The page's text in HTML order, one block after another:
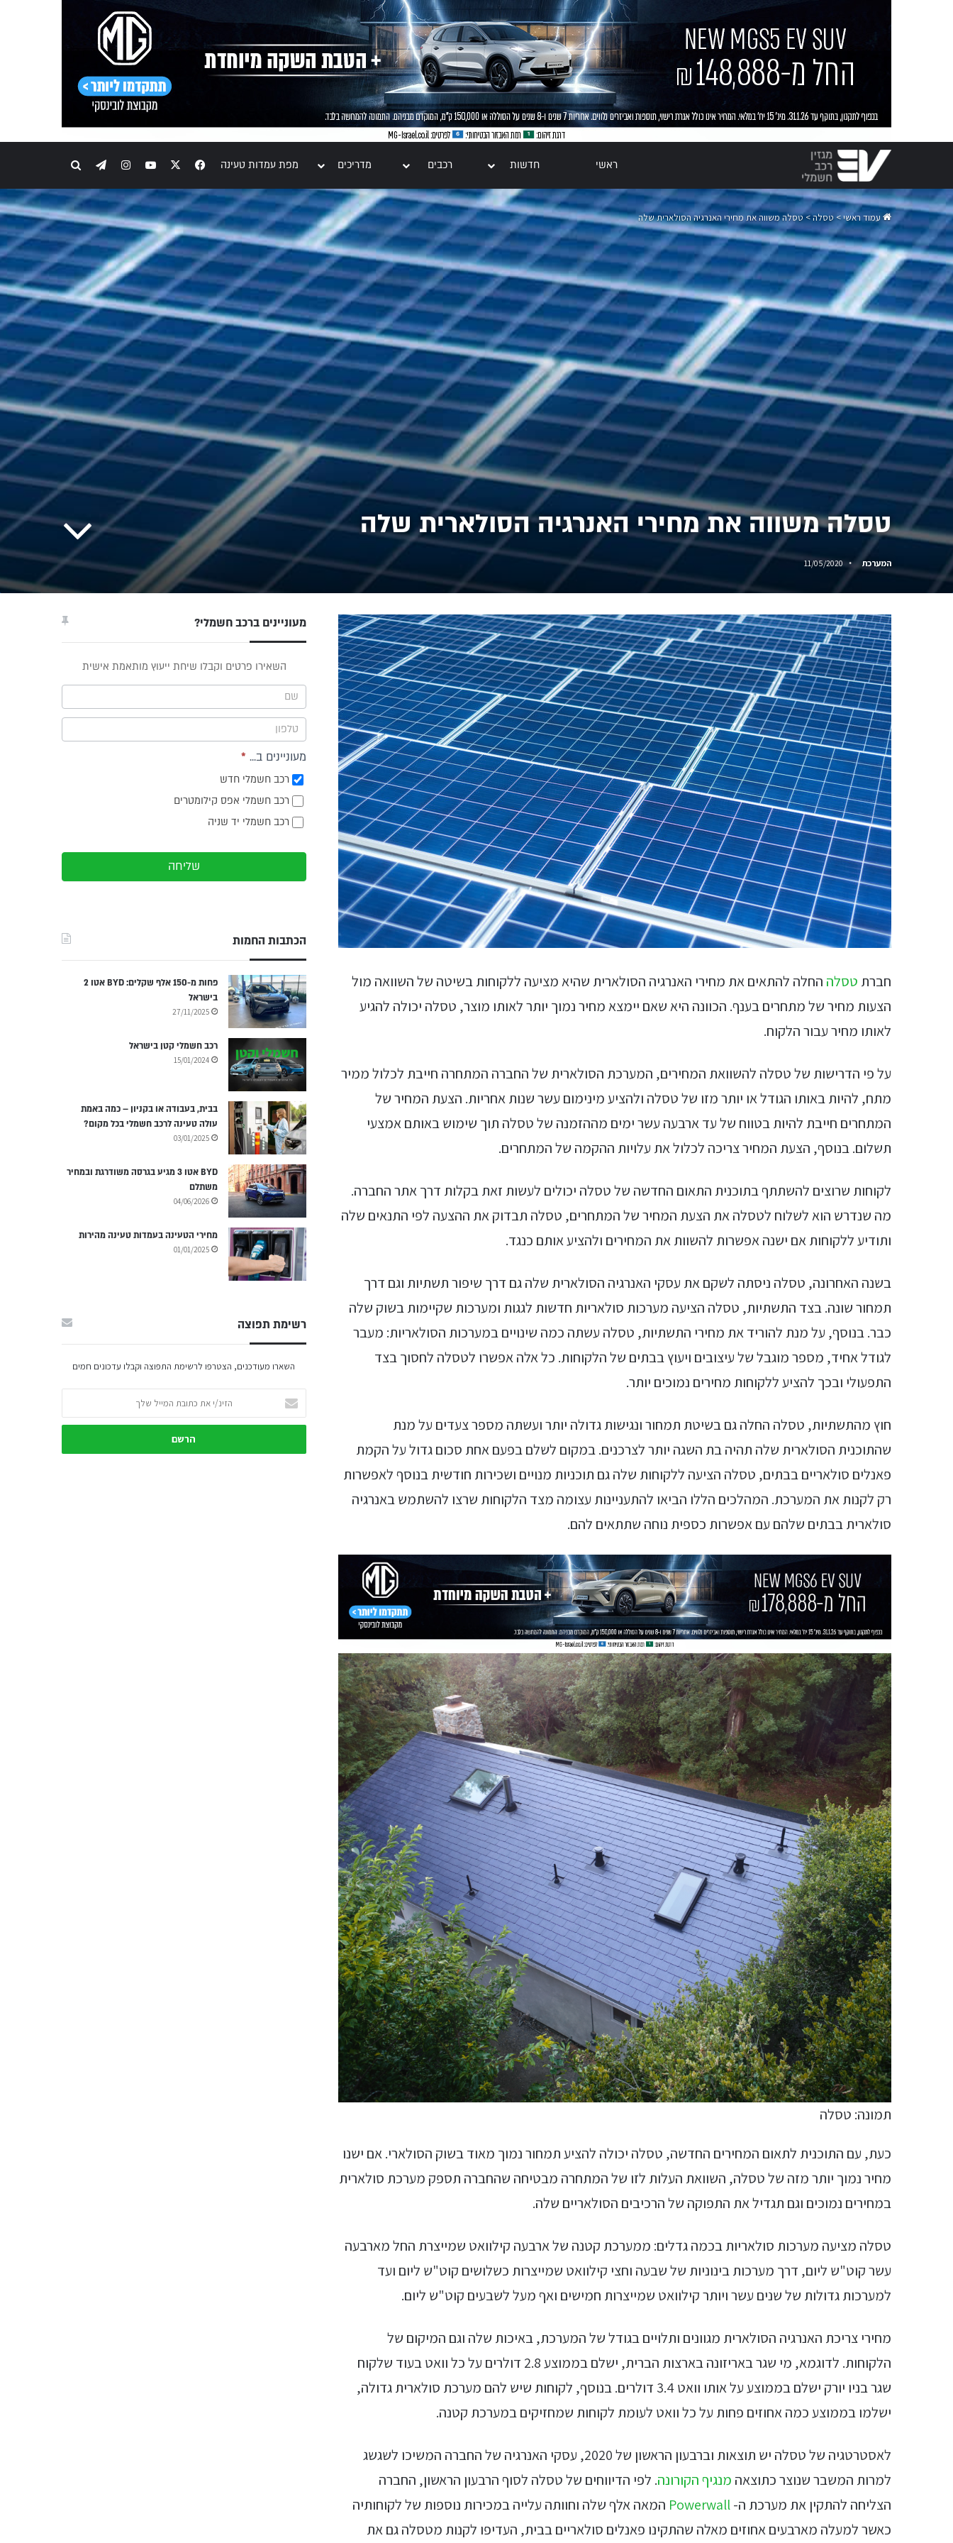
ראשי חדשות רכבים מדריכים מפת עמדות טעינה Facebook
YouTube
Instagram
Telegram
חיפוש
עמוד ראשי> טסלה>טסלה משווה את מחירי האנרגיה הסולארית שלה
טסלה משווה את מחירי האנרגיה הסולארית שלה
המערכת 11/05/2020
חברת טסלה החלה להתאים את מחירי האנרגיה הסולארית שהיא מציעה ללקוחות בשיטה של השוואה מול
הצעות מחיר של מתחרים בענף. הכוונה היא שאם יימצא מחיר נמוך יותר לאותו מוצר, טסלה יכולה להגיע
לאותו מחיר עבור הלקוח.
על פי הדרישות של טסלה להשוואת המחירים, המערכת הסולארית של החברה המתחרה חייבת לכלול ממיר
מתח, להיות באותו הגודל או יותר מזו של טסלה ולהציע מינימום עשר שנות אחריות. הצעת המחיר של
המתחרים חייבת להיות בטווח של עד ארבעה עשר ימים מההזמנה של טסלה תוך שימוש באותם אמצעי
תשלום. בנוסף, הצעת המחיר צריכה לכלול את עלויות ההקמה של המתחרים.
לקוחות שרוצים להשתתף בתוכנית התאום החדשה של טסלה יכולים לעשות זאת בקלות דרך אתר החברה.
מה שנדרש הוא לשלוח לטסלה את הצעת המחיר של המתחרים, טסלה תבדוק את ההצעה לפי התנאים שלה
ותודיע ללקוחות אם ישנה אפשרות להשוות את המחירים ולהציע אותם כנגד.
בשנה האחרונה, טסלה ניסתה לשקם את עסקי האנרגיה הסולארית שלה גם דרך שיפור תשתיות וגם דרך
תמחור שונה. בצד התשתיות, טסלה הציעה מערכות סולאריות חדשות לגגות ומערכות שקיימות בשוק שלה
כבר. בנוסף, על מנת להוריד את מחירי התשתיות, טסלה עשתה כמה שינויים במערכות הסולאריות: מעבר
לגודל אחיד, מספר מוגבל של עיצובים ויעוץ בבתים של הלקוחות. כל אלה אפשרו לטסלה לחסוך בצד
התפעולי ובכך להציע ללקוחות מחירים נמוכים יותר.
חוץ מהתשתיות, טסלה החלה גם בשיטת תמחור ונגישות גדולה יותר ועשתה מספר צעדים על מנת
שהתוכנית הסולארית שלה תהיה בת השגה יותר לצרכנים. במקום לשלם בפעם אחת סכום גדול על הקמת
פאנלים סולאריים בבתים, טסלה הציעה ללקוחות שלה גם תוכניות מנויים ושכירות חודשית בנוסף לאפשרות
רק לקנות את המערכת. המהלכים הללו הביאו להתעניינות עצומה מצד הלקוחות שרצו להשתמש באנרגיה
סולארית בבתים שלהם עם אפשרות כספית נוחה שתתאים להם.
תמונה: טסלה
כעת, עם התוכנית לתאום המחירים החדשה, טסלה יכולה להציע תמחור נמוך מאוד בשוק הסולארי. אם ישנו
מחיר נמוך יותר מזה של טסלה, השוואת העלות לזו של המתחרה מבטיחה שהחברה תספק מערכת סולארית
במחירים נמוכים וגם תגדיל את התפוקה של הרכיבים הסולאריים שלה.
טסלה מציעה מערכות סולאריות בכמה גדלים: ממערכת קטנה של ארבעה קילוואט שמייצרת החל מארבעה
עשר קוט"ש ליום, דרך מערכות בינוניות של שבעה וחצי קילוואט שמייצרות כשלושים קוט"ש ליום ועד
למערכות גדולות של שנים עשר ויותר קילוואט שמייצרות חמישים ואף מעל לשבעים קוט"ש ליום.
מחירי צריכת האנרגיה הסולארית מגוונים ותלויים בגודל של המערכת, באיכות שלה וגם המיקום של
הלקוחות. לדוגמא, מי שגר באריזונה בארצות הברית, ישלם בממוצע 2.8 דולרים על כל וואט בעוד שלקוח
שגר בניו יורק ישלם בממוצע על אותו וואט 3.4 דולרים. בנוסף, לקוחות שיש להם מערכת סולארית גדולה,
ישלמו בממוצע כמה אחוזים פחות על כל וואט לעומת לקוחות שמחזיקים במערכת קטנה.
לאסטרטגיה של טסלה יש תוצאות וברבעון הראשון של 2020, עסקי האנרגיה של החברה המשיכו לשגשג
למרות המשבר שנוצר כתוצאה מנגיף הקורונה. לפי הדיווחים של טסלה לסוף הרבעון הראשון, החברה
הצליחה להתקין את מערכת ה-Powerwall המאה אלף שלה וחוותה עלייה במכירות נוספות של לקוחותיה
כאשר למעלה מארבעים אחוזים מאלה שהתקינו פאנלים סולאריים בבית, העדיפו לקנות מטסלה גם את
מעוניינים ברכב חשמלי?
השאירו פרטים וקבלו שיחת ייעוץ מותאמת אישית
מעוניינים ב... *
רכב חשמלי חדש
רכב חשמלי אפס קילומטרים
רכב חשמלי יד שניה
שליחה
הכתבות החמות
פחות מ-150 אלף שקלים: BYD אטו 2
בישראל
27/11/2025
רכב חשמלי קטן בישראל
15/01/2024
בבית, בעבודה או בקניון – כמה באמת
עולה טעינה לרכב חשמלי בכל מקום?
03/01/2025
BYD אטו 3 מגיע בגרסה משודרגת ובמחיר
משתלם
04/06/2026
מחירי הטעינה בעמדות טעינה מהירות
01/01/2025
רשימת תפוצה
השארו מעודכנים, הצטרפו לרשימת התפוצה וקבלו עדכונים חמים
את
כתובת
שלך